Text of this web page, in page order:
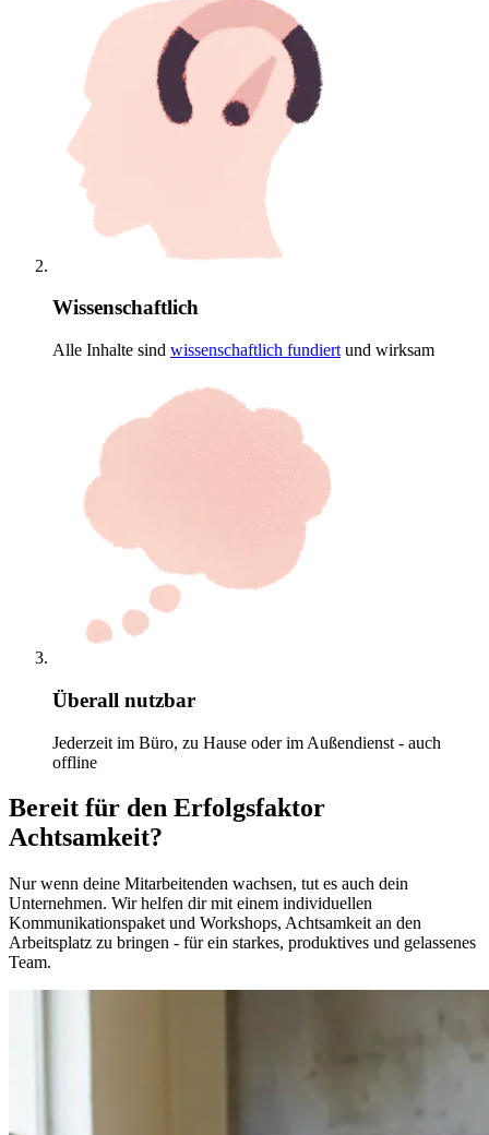
Wissenschaftlich
Alle Inhalte sind wissenschaftlich fundiert und wirksam
Überall nutzbar
Jederzeit im Büro, zu Hause oder im Außendienst - auch
offline
Bereit für den Erfolgsfaktor
Achtsamkeit?
Nur wenn deine Mitarbeitenden wachsen, tut es auch dein
Unternehmen. Wir helfen dir mit einem individuellen
Kommunikationspaket und Workshops, Achtsamkeit an den
Arbeitsplatz zu bringen - für ein starkes, produktives und gelassenes
Team.